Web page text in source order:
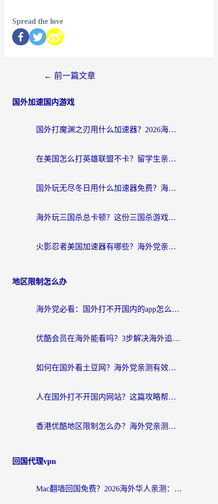
Spread the love
← 前一篇文章
国外加速国内游戏
国外打魔渊之刃用什么加速器？2026海外玩家国服游戏加速全攻略（附闪耀暖暖&复苏的魔女避坑指南）
在美国怎么打英雄联盟不卡？留学生亲测的国服游戏加速全攻略
国外玩无尽冬日用什么加速器免费？海外党国服游戏加速避坑指南
海外玩三国杀总卡顿？这份三国杀游戏加速器指南帮你告别延迟烦恼
火影忍者美国加速器有哪些？海外党亲测的国服游戏加速全攻略（含菲律宾玩三国之刃守望黎明技巧）
地区限制怎么办
海外党必看：国外打不开国内的app怎么办？3步解决你的乡愁
优酷会员在海外能看吗？3步解决海外追剧难题，附实测好用加速器推荐
如何在国外看土豆网？海外党亲测有效的追剧加速器选择指南
人在国外打不开国内网站？这篇攻略帮你无缝解锁国内资源（附交管12123使用技巧）
香港优酷地区限制怎么办？海外党亲测有效的追剧解决方案
回国代理vpn
Mac翻墙回国免费？2026海外华人亲测：从CCTV5直播到国内APP，这样选加速器才靠谱